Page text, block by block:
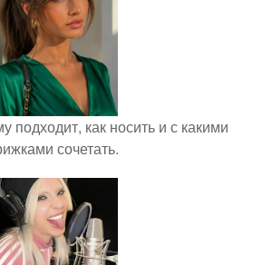
подходит, как носить и с какими
сочетать.